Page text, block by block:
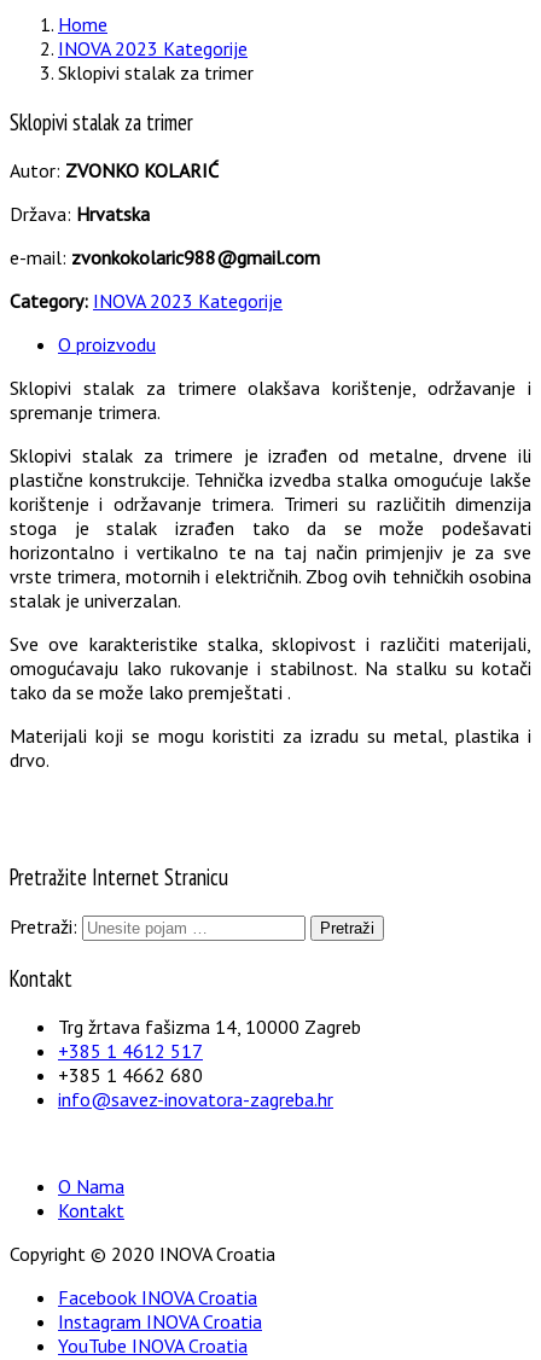
Home
INOVA 2023 Kategorije
Sklopivi stalak za trimer
Sklopivi stalak za trimer
Autor: ZVONKO KOLARIĆ
Država: Hrvatska
e-mail: zvonkokolaric988@gmail.com
Category: INOVA 2023 Kategorije
O proizvodu
Sklopivi stalak za trimere olakšava korištenje, održavanje i
spremanje trimera.
Sklopivi stalak za trimere je izrađen od metalne, drvene ili
plastične konstrukcije. Tehnička izvedba stalka omogućuje lakše
korištenje i održavanje trimera. Trimeri su različitih dimenzija
stoga je stalak izrađen tako da se može podešavati
horizontalno i vertikalno te na taj način primjenjiv je za sve
vrste trimera, motornih i električnih. Zbog ovih tehničkih osobina
stalak je univerzalan.
Sve ove karakteristike stalka, sklopivost i različiti materijali,
omogućavaju lako rukovanje i stabilnost. Na stalku su kotači
tako da se može lako premještati .
Materijali koji se mogu koristiti za izradu su metal, plastika i
drvo.
Pretražite Internet Stranicu
Pretraži:
Kontakt
Trg žrtava fašizma 14, 10000 Zagreb
+385 1 4612 517
+385 1 4662 680
info@savez-inovatora-zagreba.hr
O Nama
Kontakt
Copyright © 2020 INOVA Croatia
Facebook INOVA Croatia
Instagram INOVA Croatia
YouTube INOVA Croatia